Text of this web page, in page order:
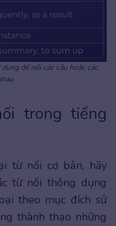
để nối các câu hoặc các
trong tiếng
từ nối cơ bản, hãy
từ nối thông dụng
theo mục đích sử
thành thạo những